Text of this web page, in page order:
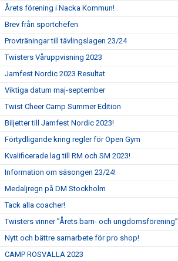
Årets förening i Nacka Kommun!
Brev från sportchefen
Provträningar till tävlingslagen 23/24
Twisters Våruppvisning 2023
Jamfest Nordic 2023 Resultat
Viktiga datum maj-september
Twist Cheer Camp Summer Edition
Biljetter till Jamfest Nordic 2023!
Förtydligande kring regler för Open Gym
Kvalificerade lag till RM och SM 2023!
Information om säsongen 23/24!
Medaljregn på DM Stockholm
Tack alla coacher!
Twisters vinner ”Årets barn- och ungdomsförening”
Nytt och bättre samarbete för pro shop!
CAMP ROSVALLA 2023